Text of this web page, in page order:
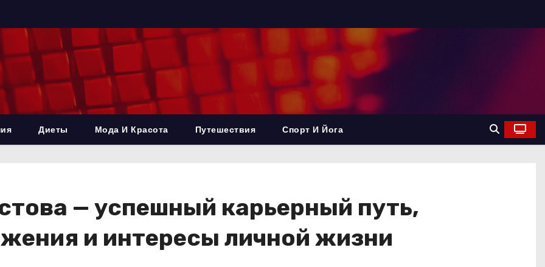
Диеты Мода И Красота Путешествия Спорт И Йога
— успешный карьерный путь,
и интересы личной жизни